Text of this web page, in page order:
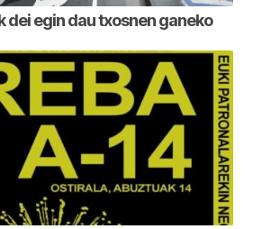
dei egin dau txosnen ganeko